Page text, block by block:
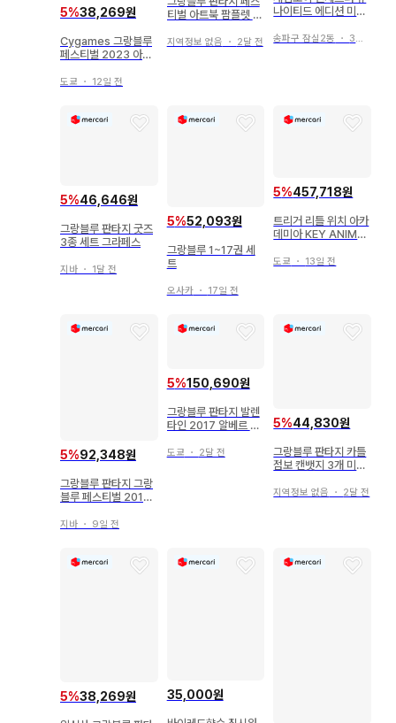
상품 이미지는 참고 이미지를 사용하고 있으며, 실제 상품의 상
태는 이미지와 다소 다를 수 있습니다.
[ 배송에 대하여 ]
배송 업체는 당사 지정 배송 업체입니다.
상품에 따라 출하지가 다르므로, 상품의 동봉은 불가합니다.
고객님의 책임으로 인해 짐이 반송된 경우, 반송비와 재배송비
는 고객님 부담입니다. 반송비, 재배송비는 저희 매장에서 은행
이체를 통해 별도로 청구하며, 입금 확인 후 재배송을 해드립니
다. 또한, 짐이 반송된 경우에도 주문 취소는 불가합니다.
상품관리번호: 1225202835
5%38,269원
Cygames 그랑블루
페스티벌 2023 아트
도쿄 ・ 12일 전
티벌 아트북 팜플렛 세
지역정보 없음 ・ 2달 전
나이티드 에디션 미개
송파구 잠실2동 ・ 3일 전
5%46,646원
그랑블루 판타지 굿즈
3종 세트 그라페스
지바 ・ 1달 전
5%52,093원
그랑블루 1~17권 세
트
오사카・ 17일 전
5%457,718원
트리거 리틀 위치 아카
데미아 KEY ANIMA
zingaro 원화집
도쿄 ・ 13일 전
5%92,348원
그랑블루 판타지 그랑
블루 페스티벌 2017
지바 ・ 9일 전
5%150,690원
그랑블루 판타지 발렌
타인 2017 알베르 색
도쿄 ・ 2달 전
5%44,830원
그랑블루 판타지 카틀
점보 캔뱃지 3개 미사
지역정보 없음 ・ 2달 전
5%38,269원 35,000원